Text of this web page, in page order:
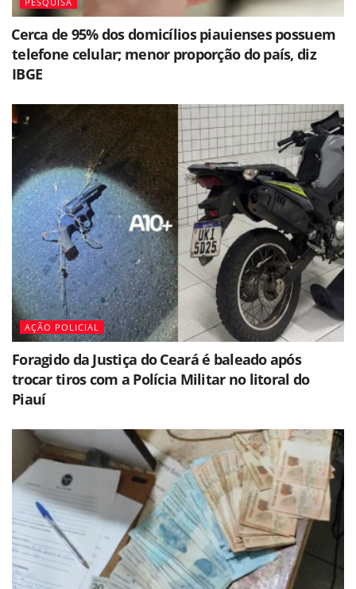
⁠Cerca de 95% dos domicílios piauienses possuem
telefone celular; menor proporção do país, diz
IBGE
AÇÃO POLICIAL
Foragido da Justiça do Ceará é baleado após
trocar tiros com a Polícia Militar no litoral do
Piauí